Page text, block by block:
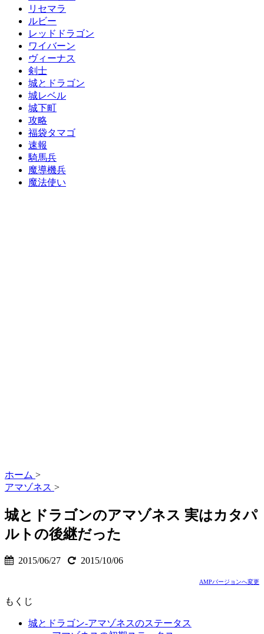
リセマラ
ルビー
レッドドラゴン
ワイバーン
ヴィーナス
剣士
城とドラゴン
城レベル
城下町
攻略
福袋タマゴ
速報
騎馬兵
魔導機兵
魔法使い
ホーム >
アマゾネス >
城とドラゴンのアマゾネス 実はカタパ
ルトの後継だった
2015/06/27 2015/10/06
AMPバージョンへ変更
もくじ
城とドラゴン-アマゾネスのステータス